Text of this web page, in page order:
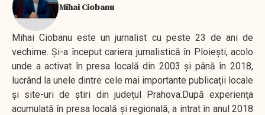
Mihai Ciobanu
Mihai Ciobanu este un jurnalist cu peste 23 de ani de
vechime. Şi-a început cariera jurnalistică în Ploieşti, acolo
unde a activat în presa locală din 2003 şi până în 2018,
lucrând la unele dintre cele mai importante publicaţii locale
şi site-uri de ştiri din judeţul Prahova.După experienţa
acumulată în presa locală şi regională, a intrat în anul 2018